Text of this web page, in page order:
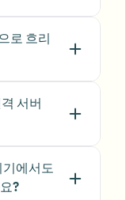
adaptive
natural-
and plate
로 흐리
서버
기에서도
?